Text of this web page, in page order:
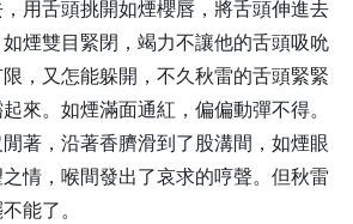
用舌頭挑開如煙櫻唇，將舌頭伸進去
煙雙目緊閉，竭力不讓他的舌頭吸吮
，又怎能躲開，不久秋雷的舌頭緊緊
來。如煙滿面通紅，偏偏動彈不得。
著，沿著香臍滑到了股溝間，如煙眼
情，喉間發出了哀求的哼聲。但秋雷
能了。